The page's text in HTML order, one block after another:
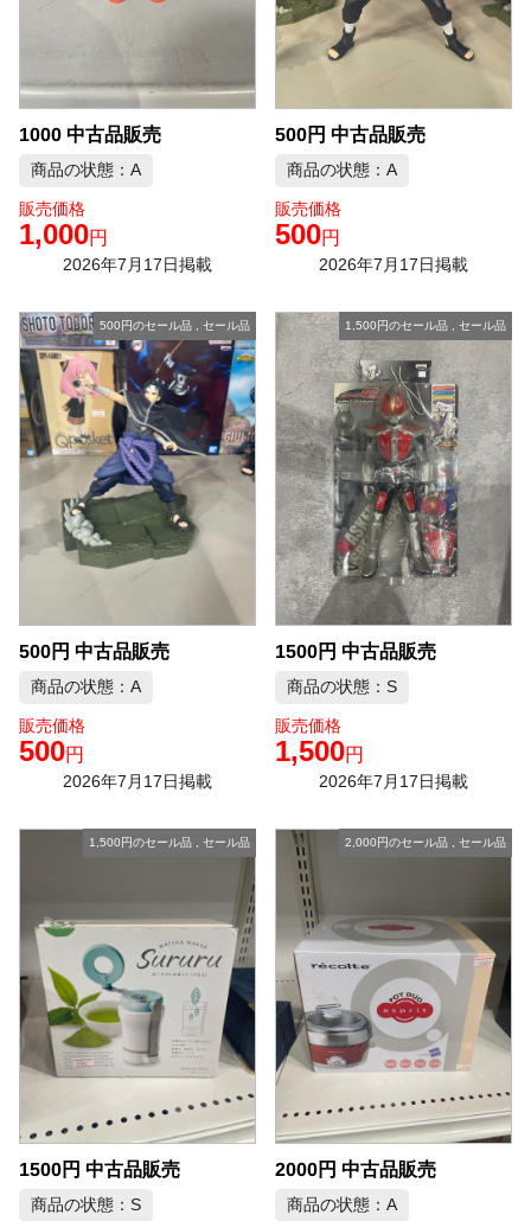
1000 中古品販売
商品の状態：A
販売価格
1,000円
2026年7月17日掲載
500円 中古品販売
商品の状態：A
販売価格
500円
2026年7月17日掲載
500円のセール品, セール品
500円 中古品販売
商品の状態：A
販売価格
500円
2026年7月17日掲載
1,500円のセール品 セール品
1500円 中古品販売
商品の状態：S
販売価格
1,500円
2026年7月17日掲載
1,500円のセール品, セール品
1500円 中古品販売
商品の状態：S
2,000円のセール品 セール品
2000円 中古品販売
商品の状態：A